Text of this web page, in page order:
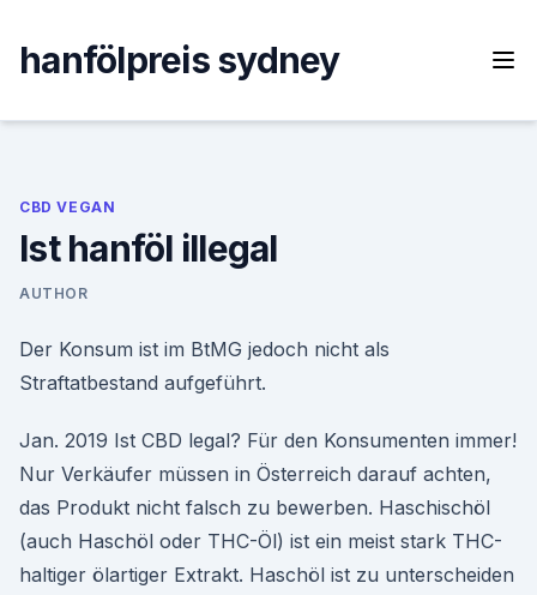
content
hanfölpreis sydney
CBD VEGAN
Ist hanföl illegal
AUTHOR
Der Konsum ist im BtMG jedoch nicht als
Straftatbestand aufgeführt.
Jan. 2019 Ist CBD legal? Für den Konsumenten immer!
Nur Verkäufer müssen in Österreich darauf achten,
das Produkt nicht falsch zu bewerben. Haschischöl
(auch Haschöl oder THC-Öl) ist ein meist stark THC-
haltiger ölartiger Extrakt. Haschöl ist zu unterscheiden